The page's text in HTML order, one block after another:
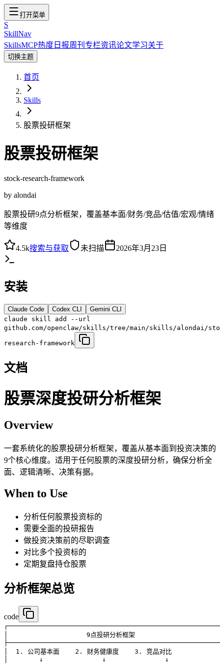
打开菜单
S
SkillNav
SkillsMCP热度 日报周刊 专栏资讯论文学习关于
切换主题
首页
Skills
股票投研框架
股票投研框架
stock-research-framework
by alondai
股票投研9点分析框架，覆盖基本面/财务/竞品/估值/宏观/情绪
等维度
4.5k搜索与获取 未扫描 2026年3月23日
安装
Claude Code Codex CLI
Gemini CLI
claude skill add --url
github.com/openclaw/skills/tree/main/skills/alondai/
research-framework
文档
股票深度投研分析框架
Overview
一套系统化的股票投研分析框架，覆盖从基本面到投资决策的
9个核心维度。适用于任何股票的深度投研分析，确保分析全
面、逻辑清晰、决策有据。
When to Use
分析任何股票投资标的
需要全面的投研报告
做投资决策前的尽职调查
对比多个投资标的
定期复盘持仓股票
分析框架总览
code
│                    9点投研分析框架
│  1. 公司基本面    2. 财务健康度    3. 竞品对比
│        ↓               ↓               ↓